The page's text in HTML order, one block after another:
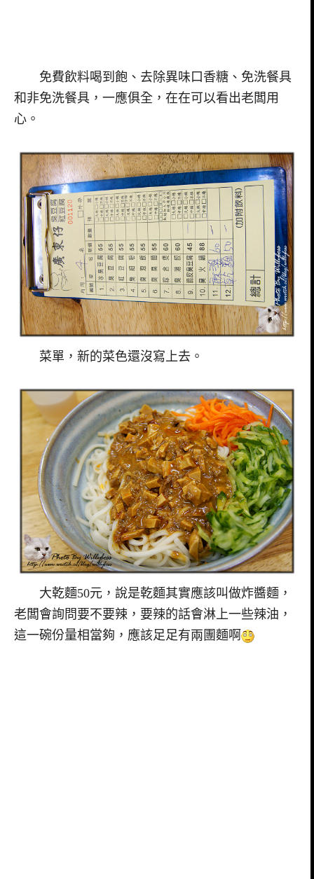
免費飲料喝到飽、去除異味口香糖、免洗餐具
和非免洗餐具，一應俱全，在在可以看出老闆用
心。
菜單，新的菜色還沒寫上去。
大乾麵50元，說是乾麵其實應該叫做炸醬麵，
老闆會詢問要不要辣，要辣的話會淋上一些辣油，
這一碗份量相當夠，應該足足有兩團麵啊